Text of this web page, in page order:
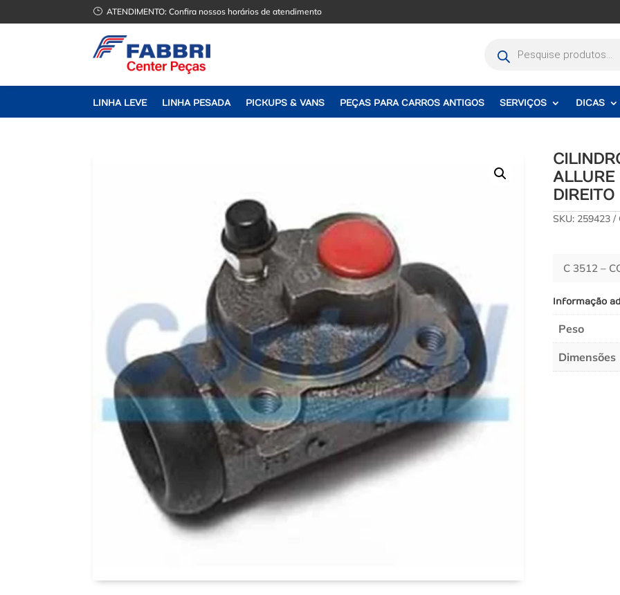
} ATENDIMENTO:Confira nossos horários de atendimento
produtos
LINHA LEVE LINHA PESADA PICKUPS & VANS PEÇAS PARA CARROS ANTIGOS SERVIÇOS DICAS
DIREITO
SKU: 259423
C 3512 –
Informação
Peso
Dimensões